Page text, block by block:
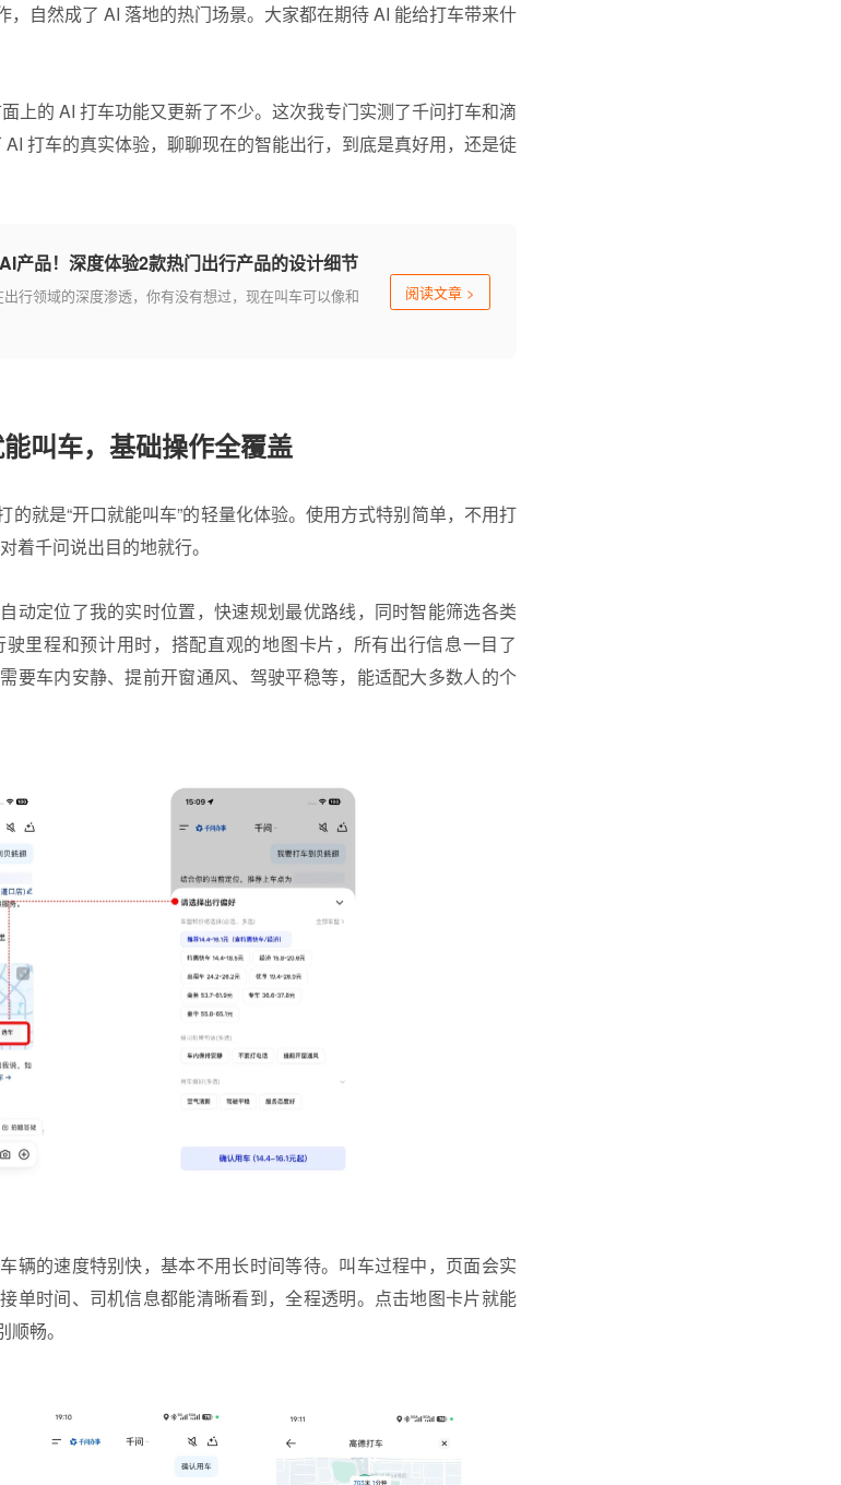
自然成了 AI 落地的热门场景。大家都在期待 AI 能给打车带来什
上的 AI 打车功能又更新了不少。这次我专门实测了千问打车和滴
打车的真实体验，聊聊现在的智能出行，到底是真好用，还是徒
产品！深度体验2款热门出行产品的设计细节
行领域的深度渗透，你有没有想过，现在叫车可以像和
阅读文章 >
叫车，基础操作全覆盖
就是“开口就能叫车”的轻量化体验。使用方式特别简单，不用打
着千问说出目的地就行。
动定位了我的实时位置，快速规划最优路线，同时智能筛选各类
里程和预计用时，搭配直观的地图卡片，所有出行信息一目了
要车内安静、提前开窗通风、驾驶平稳等，能适配大多数人的个
辆的速度特别快，基本不用长时间等待。叫车过程中，页面会实
单时间、司机信息都能清晰看到，全程透明。点击地图卡片就能
畅。